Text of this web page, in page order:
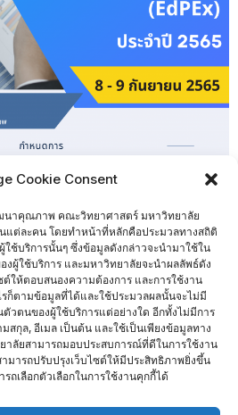
Cookie Consent
นาคุณภาพ คณะวิทยาศาสตร์ มหาวิทยาลัย
แต่ละคน โดยทำหน้าที่หลักคือประมวลทางสถิติ
ช้บริการนั้นๆ ซึ่งข้อมูลดังกล่าวจะนำมาใช้ใน
งผู้ใช้บริการ และมหาวิทยาลัยจะนำผลลัพธ์ดัง
ต์ให้ตอบสนองความต้องการ และการใช้งาน
ก็ตามข้อมูลที่ได้และใช้ประมวลผลนั้นจะไม่มี
วตนของผู้ใช้บริการแต่อย่างใด อีกทั้งไม่มีการ
สกุล, อีเมล เป็นต้น และใช้เป็นเพียงข้อมูลทาง
าลัยสามารถมอบประสบการณ์ที่ดีในการใช้งาน
มารถปรับปรุงเว็บไซต์ให้มีประสิทธิภาพยิ่งขึ้น
ถเลือกตัวเลือกในการใช้งานคุกกี้ได้